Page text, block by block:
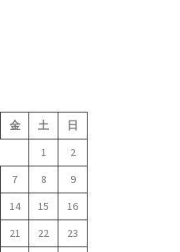
金 土
日
1
2
7 8
9
14 15
16
21 22
23